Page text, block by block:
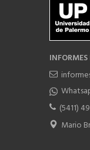
(5411)
Mario